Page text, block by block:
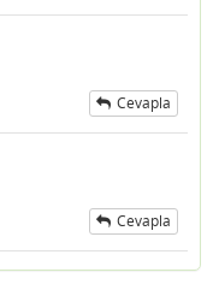
Cevapla
Cevapla